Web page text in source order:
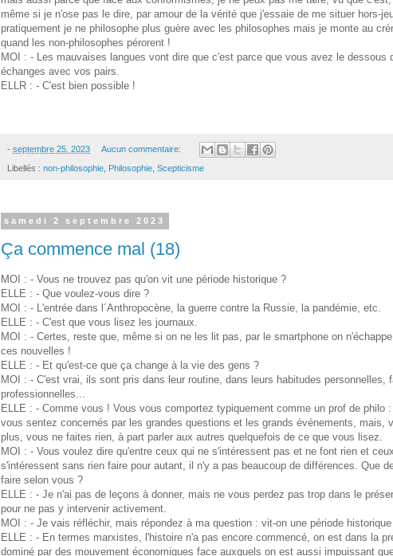
même si je n'ose pas le dire, par amour de la vérité que j'essaie de me situer hors-
pratiquement je ne philosophe plus guère avec les philosophes mais je monte au
quand les non-philosophes pérorent !
MOI : - Les mauvaises langues vont dire que c'est parce que vous avez le dessous
échanges avec vos pairs.
ELLR : - C'est bien possible !
- septembre 25, 2023 Aucun commentaire:
Libellés : non-philosophie Philosophie Scepticisme
samedi 2 septembre 2023
Ça commence mal (18)
MOI : - Vous ne trouvez pas qu'on vit une période historique ?
ELLE : - Que voulez-vous dire ?
MOI : - L'entrée dans l´Anthropocène, la guerre contre la Russie, la pandémie, etc.
ELLE : - C'est que vous lisez les journaux.
MOI : - Certes, reste que, même si on ne les lit pas, par le smartphone on
ces nouvelles !
ELLE : - Et qu'est-ce que ça change à la vie des gens ?
MOI : - C'est vrai, ils sont pris dans leur routine, dans leurs habitudes personnelles,
professionnelles...
ELLE : - Comme vous ! Vous vous comportez typiquement comme un prof de philo
vous sentez concernés par les grandes questions et les grands événements, mais,
plus, vous ne faites rien, à part parler aux autres quelquefois de ce que vous lisez.
MOI : - Vous voulez dire qu'entre ceux qui ne s'intéressent pas et ne font rien et
s'intéressent sans rien faire pour autant, il n'y a pas beaucoup de différences. Que
faire selon vous ?
ELLE : - Je n'ai pas de leçons à donner, mais ne vous perdez pas trop dans le
pour ne pas y intervenir activement.
MOI : - Je vais réfléchir, mais répondez à ma question : vit-on une période
ELLE : - En termes marxistes, l'histoire n'a pas encore commencé, on est dans la
dominé par des mouvement économiques face auxquels on est aussi impuissant